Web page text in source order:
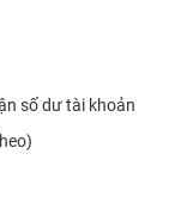
số dư tài khoản